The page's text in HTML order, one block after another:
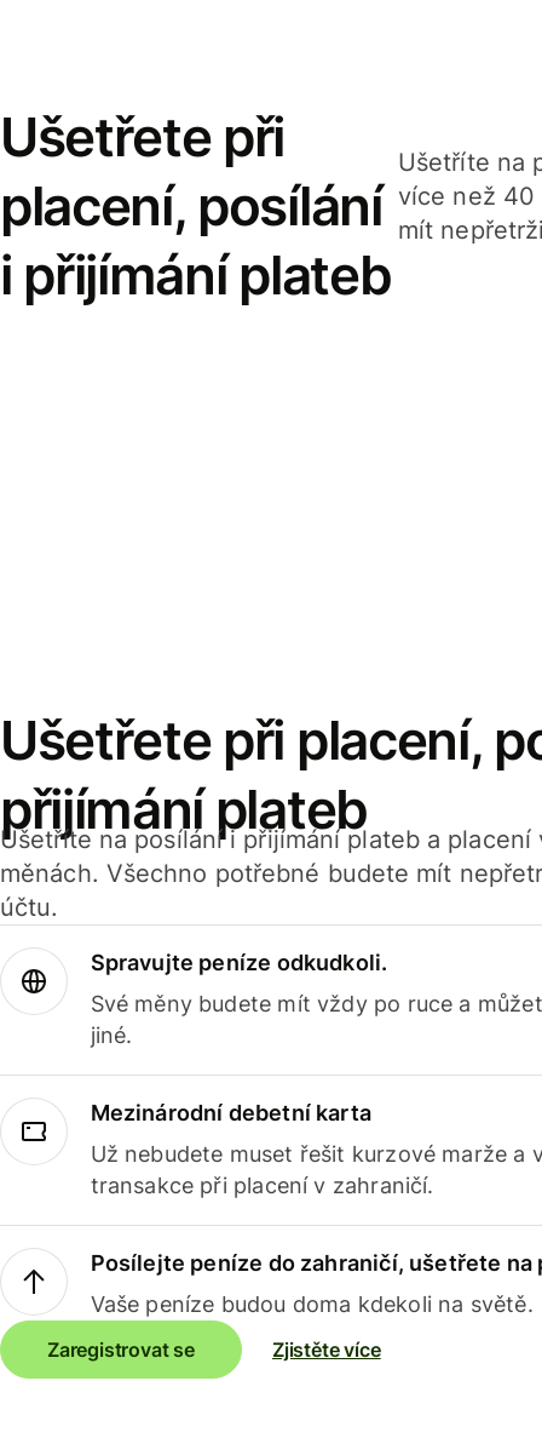
Ušetřete při
placení, posílání
i přijímání plateb
Ušetříte na
více než 40
mít
Ušetřete při placení,
přijímání plateb
Ušetříte na posílání i přijímání plateb a
měnách. Všechno potřebné budete mít
účtu.
Spravujte peníze odkudkoli.
Své měny budete mít vždy po ruce a
jiné.
Mezinárodní debetní karta
Už nebudete muset řešit kurzové marže a
transakce při placení v zahraničí.
Posílejte peníze do zahraničí, ušetřete na
Vaše peníze budou doma kdekoli na světě.
Zaregistrovat se Zjistěte více